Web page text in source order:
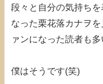
段々と自分の気持ち
なった栗花落カナヲ
ァンになった読者も
僕はそうです(笑)